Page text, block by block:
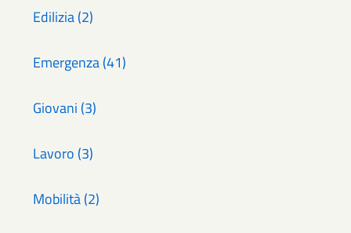
Edilizia (2)
Emergenza (41)
Giovani (3)
Lavoro (3)
Mobilità (2)